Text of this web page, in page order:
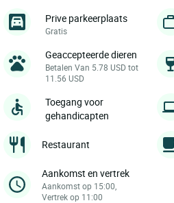
Prive parkeerplaats
Gratis
Geaccepteerde dieren
Betalen Van 5.78 USD tot
11.56 USD
Toegang voor
gehandicapten
Restaurant
Aankomst en vertrek
Aankomst op 15:00,
Vertrek op 11:00